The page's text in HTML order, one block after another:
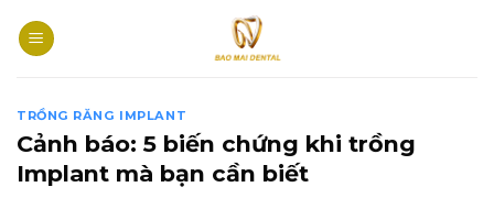
TRỒNG RĂNG IMPLANT
Cảnh báo: 5 biến chứng khi trồng
Implant mà bạn cần biết